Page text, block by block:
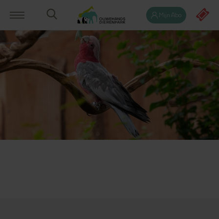
Mijn Abo